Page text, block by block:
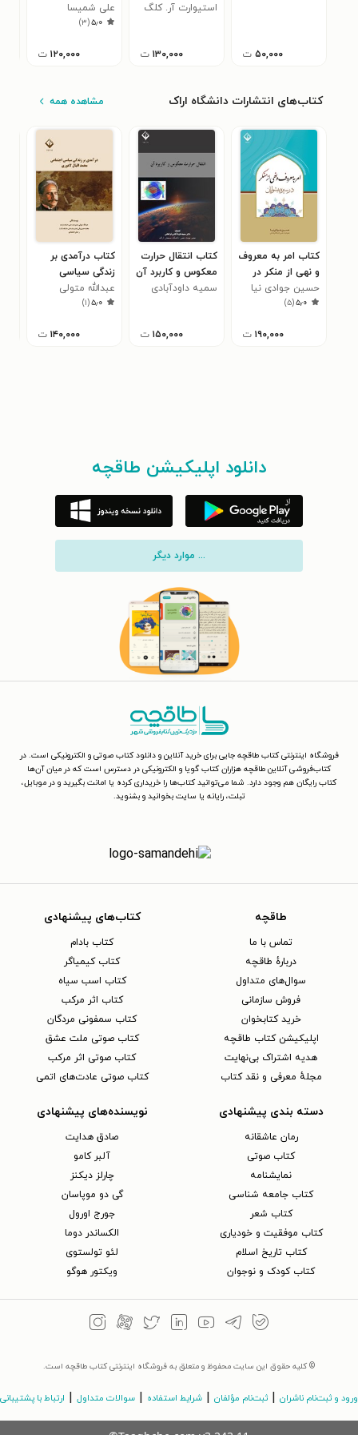
۵۰,۰۰۰ ت
استیوارت آر. کلگ
۱۳۰,۰۰۰ ت
(خنده درمانی)
(شماره دوم)
علی شمیسا
۵٫۰(۳)
۱۲۰,۰۰۰ ت
کتاب‌های انتشارات دانشگاه اراک مشاهده همه
کتاب امر به معروف
و نهی از منکر در
سیره پیشوایان
حسین جوادی نیا
۵٫۰(۵)
۱۹۰,۰۰۰ ت
کتاب انتقال حرارت
معکوس و کاربرد آن
سمیه داودآبادی
۱۵۰,۰۰۰ ت
کتاب درآمدی بر
زندگی سیاسی
اجتماعی محمد
اقبال لاهوری
عبدالله متولی
۵٫۰(۱)
۱۴۰,۰۰۰ ت
دانلود اپلیکیشن طاقچه
... موارد دیگر
فروشگاه اینترنتی کتاب طاقچه جایی برای خرید آنلاین و دانلود کتاب صوتی و الکترونیکی است. در
کتاب‌فروشی آنلاین طاقچه هزاران کتاب گویا و الکترونیکی در دسترس است که در میان آن‌ها
کتاب رایگان هم وجود دارد. شما می‌توانید کتاب‌ها را خریداری کرده یا امانت بگیرید و در موبایل،
تبلت، رایانه یا سایت بخوانید و بشنوید.
طاقچه
تماس با ما
دربارهٔ طاقچه
سوال‌های متداول
فروش سازمانی
خرید کتابخوان
اپلیکیشن کتاب طاقچه
هدیه اشتراک بی‌نهایت
مجلهٔ معرفی و نقد کتاب
کتاب‌های پیشنهادی
کتاب بادام
کتاب کیمیاگر
کتاب اسب سیاه
کتاب اثر مرکب
کتاب سمفونی مردگان
کتاب صوتی ملت عشق
کتاب صوتی اثر مرکب
کتاب صوتی عادت‌های اتمی
دسته بندی پیشنهادی
رمان عاشقانه
کتاب‌ صوتی
نمایشنامه
کتاب جامعه شناسی
کتاب شعر
کتاب موفقیت و خودیاری
کتاب تاریخ اسلام
کتاب کودک و نوجوان
نویسنده‌های پیشنهادی
صادق هدایت
آلبر کامو
چارلز دیکنز
گی دو موپاسان
جورج اورول
الکساندر دوما
لئو تولستوی
ویکتور هوگو
© کلیه حقوق این سایت محفوظ و متعلق به فروشگاه اینترنتی کتاب طاقچه است.
ورود و ثبت‌نام ناشران ثبت‌نام مؤلفان شرایط استفاده سوالات متداول ارتباط با پشتیبانی